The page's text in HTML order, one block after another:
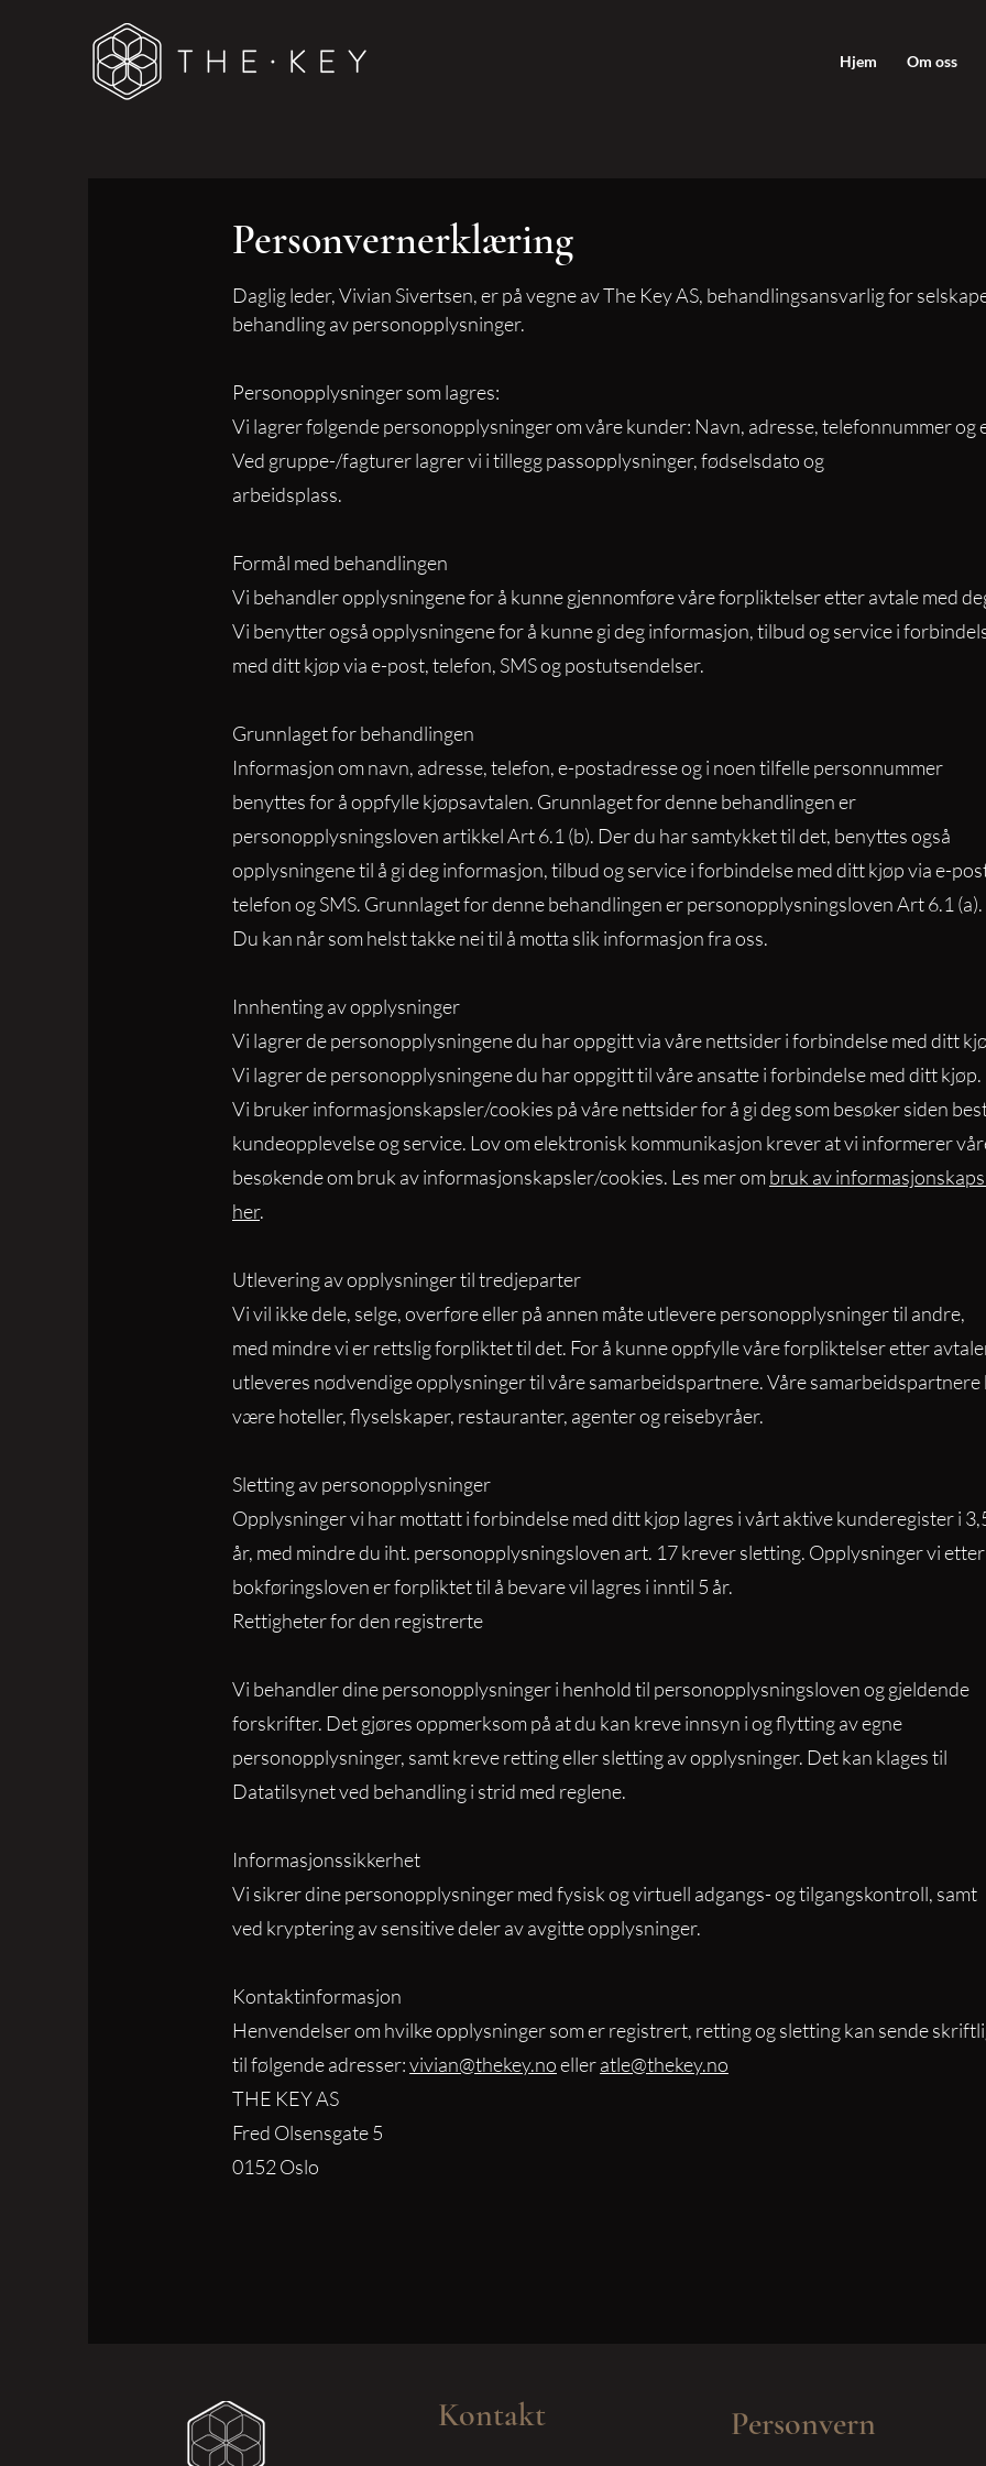
Hjem Om oss
Personvernerklæring
Daglig leder, Vivian Sivertsen, er på vegne av The Key AS, behandlingsansvarlig for
behandling av personopplysninger.
Personopplysninger som lagres:
Vi lagrer følgende personopplysninger om våre kunder: Navn, adresse, telefonnummer og
Ved gruppe-/fagturer lagrer vi i tillegg passopplysninger, fødselsdato og
arbeidsplass.
Formål med behandlingen
Vi behandler opplysningene for å kunne gjennomføre våre forpliktelser etter avtale med
Vi benytter også opplysningene for å kunne gi deg informasjon, tilbud og service i
med ditt kjøp via e-post, telefon, SMS og postutsendelser.
Grunnlaget for behandlingen
Informasjon om navn, adresse, telefon, e-postadresse og i noen tilfelle personnummer
benyttes for å oppfylle kjøpsavtalen. Grunnlaget for denne behandlingen er
personopplysningsloven artikkel Art 6.1 (b). Der du har samtykket til det, benyttes også
opplysningene til å gi deg informasjon, tilbud og service i forbindelse med ditt kjøp via e-
telefon og SMS. Grunnlaget for denne behandlingen er personopplysningsloven Art 6.1 (a).
Du kan når som helst takke nei til å motta slik informasjon fra oss.
Innhenting av opplysninger
Vi lagrer de personopplysningene du har oppgitt via våre nettsider i forbindelse med ditt
Vi lagrer de personopplysningene du har oppgitt til våre ansatte i forbindelse med ditt kjøp.
Vi bruker informasjonskapsler/cookies på våre nettsider for å gi deg som besøker siden
kundeopplevelse og service. Lov om elektronisk kommunikasjon krever at vi informerer
besøkende om bruk av informasjonskapsler/cookies. Les mer om bruk av
her.
Utlevering av opplysninger til tredjeparter
Vi vil ikke dele, selge, overføre eller på annen måte utlevere personopplysninger til andre,
med mindre vi er rettslig forpliktet til det. For å kunne oppfylle våre forpliktelser etter
utleveres nødvendige opplysninger til våre samarbeidspartnere. Våre samarbeidspartnere
være hoteller, flyselskaper, restauranter, agenter og reisebyråer.
Sletting av personopplysninger
Opplysninger vi har mottatt i forbindelse med ditt kjøp lagres i vårt aktive kunderegister i
år, med mindre du iht. personopplysningsloven art. 17 krever sletting. Opplysninger vi etter
bokføringsloven er forpliktet til å bevare vil lagres i inntil 5 år.
Rettigheter for den registrerte
Vi behandler dine personopplysninger i henhold til personopplysningsloven og gjeldende
forskrifter. Det gjøres oppmerksom på at du kan kreve innsyn i og flytting av egne
personopplysninger, samt kreve retting eller sletting av opplysninger. Det kan klages til
Datatilsynet ved behandling i strid med reglene.
Informasjonssikkerhet
Vi sikrer dine personopplysninger med fysisk og virtuell adgangs- og tilgangskontroll, samt
ved kryptering av sensitive deler av avgitte opplysninger.
Kontaktinformasjon
Henvendelser om hvilke opplysninger som er registrert, retting og sletting kan sende
til følgende adresser:vivian@thekey.noelleratle@thekey.no
THE KEY AS
Fred Olsensgate 5
0152 Oslo
Kontakt Personvern